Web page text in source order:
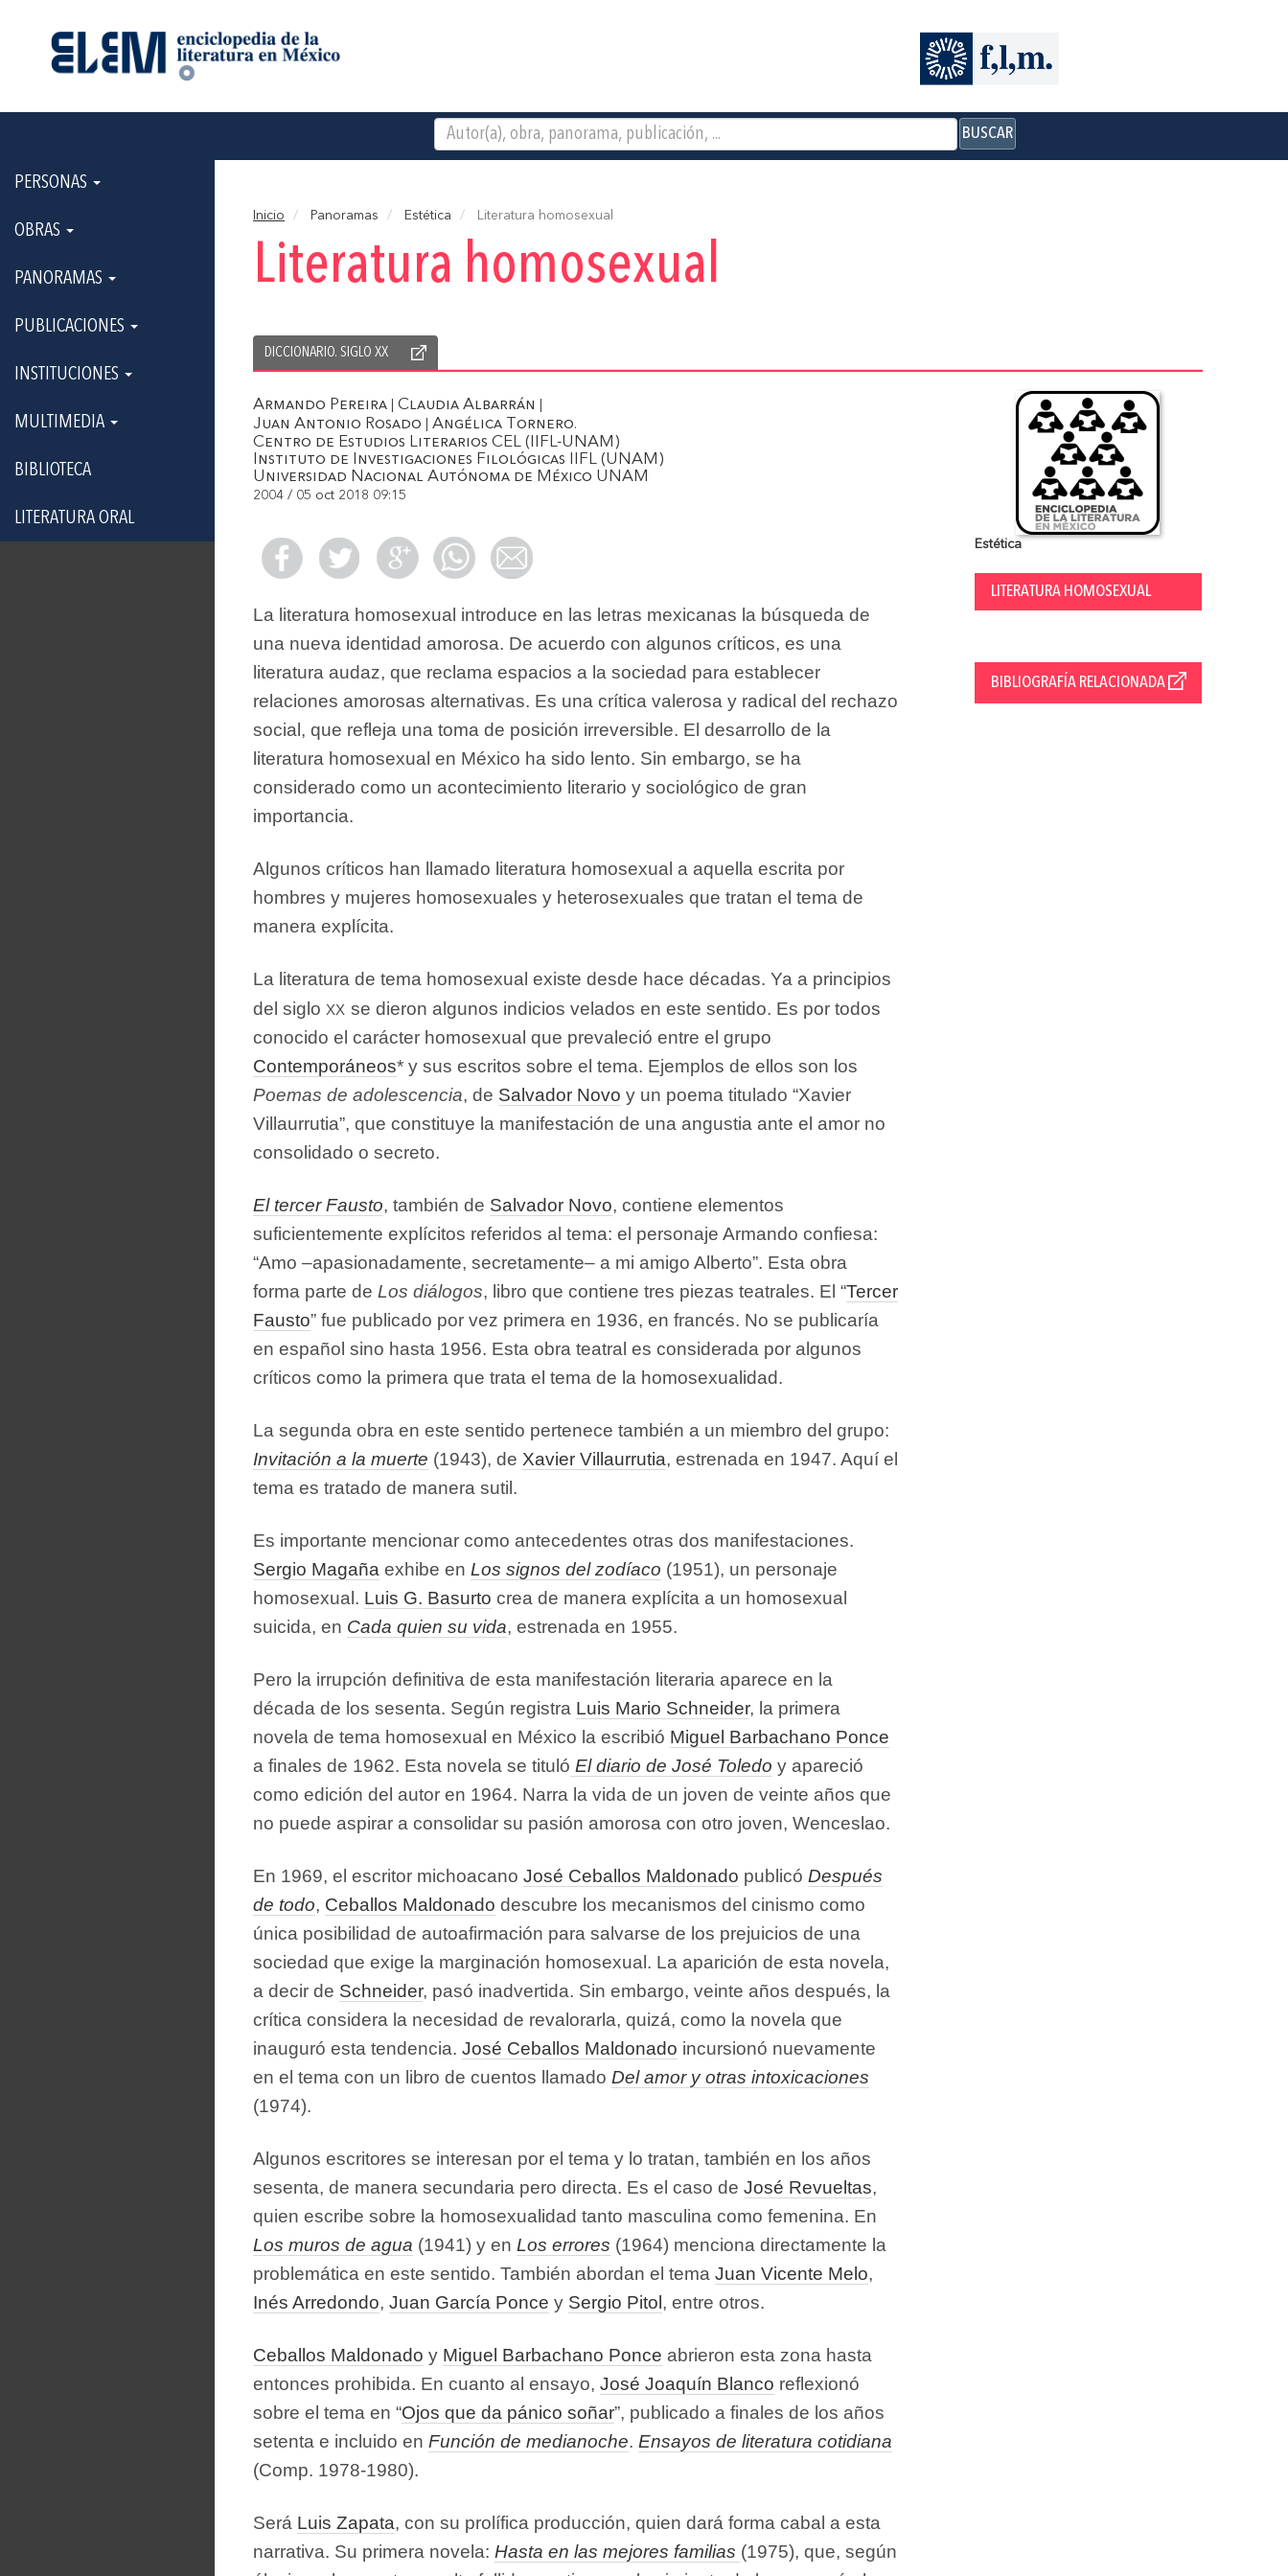
BUSCAR
PERSONAS
OBRAS
PANORAMAS
PUBLICACIONES
INSTITUCIONES
MULTIMEDIA
BIBLIOTECA
LITERATURA ORAL
Inicio Panoramas Estética Literatura homosexual
Literatura homosexual
DICCIONARIO. SIGLO XX
Estética
LITERATURA HOMOSEXUAL
BIBLIOGRAFÍA RELACIONADA
Armando Pereira Claudia Albarrán
Juan Antonio Rosado Angélica Tornero.
Centro de Estudios Literarios CEL (IIFL-UNAM)
Instituto de Investigaciones Filológicas IIFL (UNAM)
Universidad Nacional Autónoma de México UNAM
2004 / 05 oct 2018 09:15
La literatura homosexual introduce en las letras mexicanas la búsqueda de
una nueva identidad amorosa. De acuerdo con algunos críticos, es una
literatura audaz, que reclama espacios a la sociedad para establecer
relaciones amorosas alternativas. Es una crítica valerosa y radical del rechazo
social, que refleja una toma de posición irreversible. El desarrollo de la
literatura homosexual en México ha sido lento. Sin embargo, se ha
considerado como un acontecimiento literario y sociológico de gran
importancia.
Algunos críticos han llamado literatura homosexual a aquella escrita por
hombres y mujeres homosexuales y heterosexuales que tratan el tema de
manera explícita.
La literatura de tema homosexual existe desde hace décadas. Ya a principios
del siglo xx se dieron algunos indicios velados en este sentido. Es por todos
conocido el carácter homosexual que prevaleció entre el grupo
Contemporáneos* y sus escritos sobre el tema. Ejemplos de ellos son los
Poemas de adolescencia, de Salvador Novo y un poema titulado “Xavier
Villaurrutia”, que constituye la manifestación de una angustia ante el amor no
consolidado o secreto.
El tercer Fausto, también de Salvador Novo, contiene elementos
suficientemente explícitos referidos al tema: el personaje Armando confiesa:
“Amo –apasionadamente, secretamente– a mi amigo Alberto”. Esta obra
forma parte de Los diálogos, libro que contiene tres piezas teatrales. El “Tercer
Fausto” fue publicado por vez primera en 1936, en francés. No se publicaría
en español sino hasta 1956. Esta obra teatral es considerada por algunos
críticos como la primera que trata el tema de la homosexualidad.
La segunda obra en este sentido pertenece también a un miembro del grupo:
Invitación a la muerte (1943), de Xavier Villaurrutia, estrenada en 1947. Aquí el
tema es tratado de manera sutil.
Es importante mencionar como antecedentes otras dos manifestaciones.
Sergio Magaña exhibe en Los signos del zodíaco (1951), un personaje
homosexual. Luis G. Basurto crea de manera explícita a un homosexual
suicida, en Cada quien su vida, estrenada en 1955.
Pero la irrupción definitiva de esta manifestación literaria aparece en la
década de los sesenta. Según registra Luis Mario Schneider, la primera
novela de tema homosexual en México la escribió Miguel Barbachano Ponce
a finales de 1962. Esta novela se tituló El diario de José Toledo y apareció
como edición del autor en 1964. Narra la vida de un joven de veinte años que
no puede aspirar a consolidar su pasión amorosa con otro joven, Wenceslao.
En 1969, el escritor michoacano José Ceballos Maldonado publicó Después
de todo, Ceballos Maldonado descubre los mecanismos del cinismo como
única posibilidad de autoafirmación para salvarse de los prejuicios de una
sociedad que exige la marginación homosexual. La aparición de esta novela,
a decir de Schneider, pasó inadvertida. Sin embargo, veinte años después, la
crítica considera la necesidad de revalorarla, quizá, como la novela que
inauguró esta tendencia. José Ceballos Maldonado incursionó nuevamente
en el tema con un libro de cuentos llamado Del amor y otras intoxicaciones
(1974).
Algunos escritores se interesan por el tema y lo tratan, también en los años
sesenta, de manera secundaria pero directa. Es el caso de José Revueltas,
quien escribe sobre la homosexualidad tanto masculina como femenina. En
Los muros de agua (1941) y en Los errores (1964) menciona directamente la
problemática en este sentido. También abordan el tema Juan Vicente Melo,
Inés Arredondo, Juan García Ponce y Sergio Pitol , entre otros.
Ceballos Maldonado y Miguel Barbachano Ponce abrieron esta zona hasta
entonces prohibida. En cuanto al ensayo, José Joaquín Blanco reflexionó
sobre el tema en “Ojos que da pánico soñar”, publicado a finales de los años
setenta e incluido en Función de medianoche. Ensayos de literatura cotidiana
(Comp. 1978-1980).
Será Luis Zapata, con su prolífica producción, quien dará forma cabal a esta
narrativa. Su primera novela: Hasta en las mejores familias (1975), que, según